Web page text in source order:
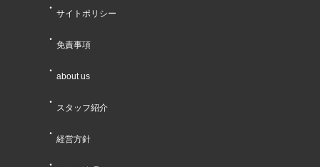
サイトポリシー
免責事項
about us
スタッフ紹介
経営方針